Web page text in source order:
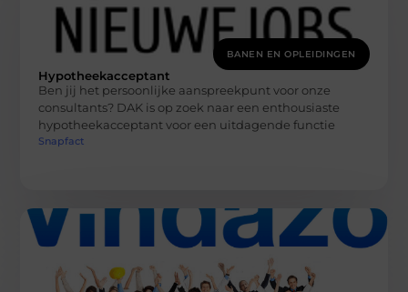
BANEN EN OPLEIDINGEN
Hypotheekacceptant
Ben jij het persoonlijke aanspreekpunt voor onze
consultants? DAK is op zoek naar een enthousiaste
hypotheekacceptant voor een uitdagende functie
Snapfact